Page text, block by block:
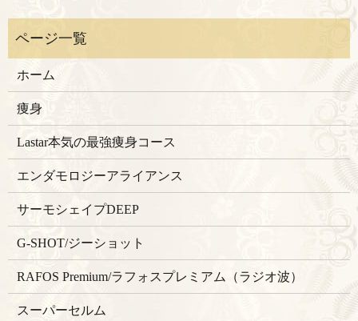
ホーム
痩身
Lastar本気の最強痩身コース
エンダモロジーアライアンス
サーモシェイプDEEP
G-SHOT/ジーショット
RAFOS Premium/ラフォスプレミアム（ラジオ波）
スーパーセルム